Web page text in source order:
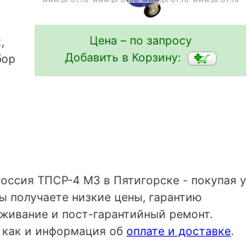
Цена – по запросу
Добавить в Корзину:
ТПСР-4 МЗ в Пятигорске - покупая у
низкие цены, гарантию
и пост-гарантийный ремонт.
как и информация об оплате и доставке.